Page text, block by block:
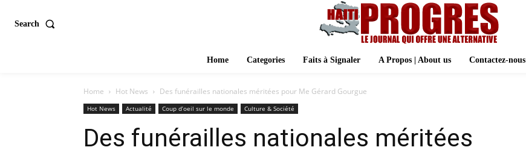
Search
Home Categories Faits à Signaler A Propos | About us Contactez-nous
Home Hot News Des funérailles nationales méritées pour Me Gérard Gourgue
Hot News Actualité Coup d’oeil sur le monde Culture & Société
Des funérailles nationales méritées